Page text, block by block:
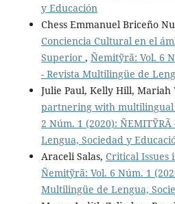
y Educación
Chess Emmanuel Briceño
Conciencia Cultural en el
Superior , Ñemitỹrã: Vol. 6
- Revista Multilingüe de
Julie Paul, Kelly Hill, Mariah
partnering with multilingual
2 Núm. 1 (2020):
Lengua, Sociedad y
Araceli Salas, Critical Issues
Ñemitỹrã: Vol. 6 Núm. 1
Multilingüe de Lengua,